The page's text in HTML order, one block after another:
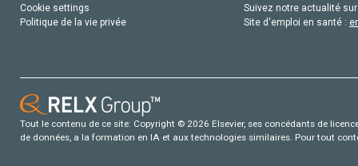
Cookie settings
Politique de la vie privée
Suivez notre actualité
Site d'emploi en santé :
Tout le contenu de ce site: Copyright © 2026 Elsevier, ses concédants de
de données, a la formation en IA et aux technologies similaires. Pour tout